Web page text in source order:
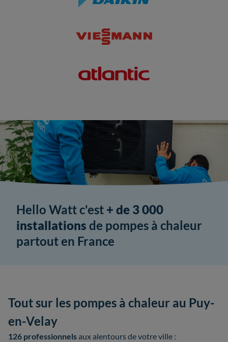
Hello Watt c'est + de 3 000
installations de pompes à chaleur
partout en France
Tout sur les pompes à chaleur au Puy-
en-Velay
126 professionnelsaux alentours de votre ville :